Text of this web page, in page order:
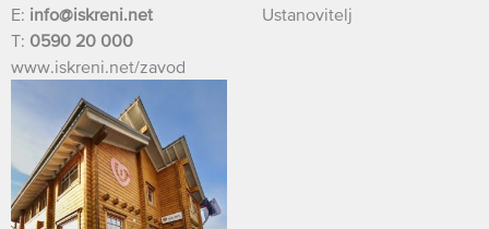
E: info@iskreni.net
T: 0590 20 000
www.iskreni.net/zavod
Ustanovitelj